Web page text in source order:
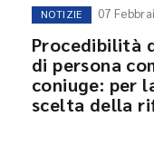
NOTIZIE 07
Procedibilità
di persona
coniuge: per
scelta della